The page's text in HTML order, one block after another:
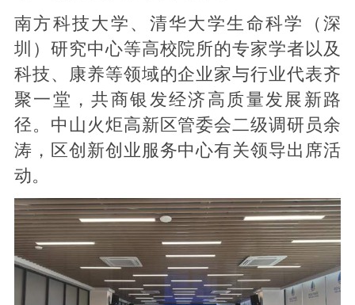
南方科技大学、清华大学生命科学（深
圳）研究中心等高校院所的专家学者以及
科技、康养等领域的企业家与行业代表齐
聚一堂，共商银发经济高质量发展新路
径。中山火炬高新区管委会二级调研员余
涛，区创新创业服务中心有关领导出席活
动。